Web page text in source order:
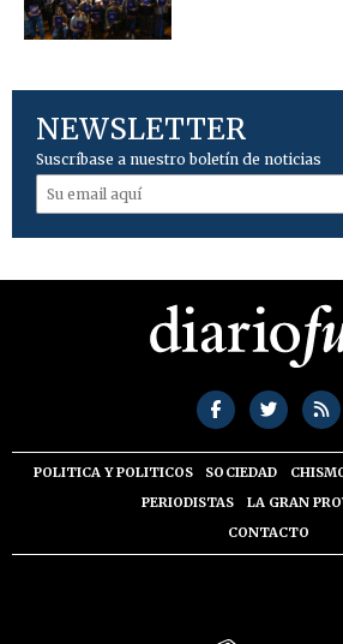
NEWSLETTER
Suscríbase a nuestro boletín de noticias
POLITICA Y POLITICOS SOCIEDAD
PERIODISTAS
LA GRAN
CONTACTO